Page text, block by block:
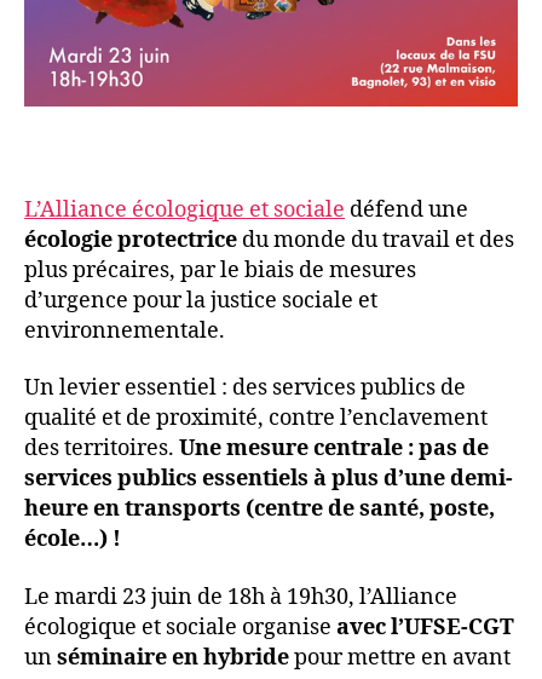
L’Alliance écologique et sociale défend une
écologie protectrice du monde du travail et des
plus précaires, par le biais de mesures
d’urgence pour la justice sociale et
environnementale.
Un levier essentiel : des services publics de
qualité et de proximité, contre l’enclavement
des territoires. Une mesure centrale : pas de
services publics essentiels à plus d’une demi-
heure en transports (centre de santé, poste,
école…) !
Le mardi 23 juin de 18h à 19h30, l’Alliance
écologique et sociale organise avec l’UFSE-CGT
unséminaire en hybridepour mettre en avant